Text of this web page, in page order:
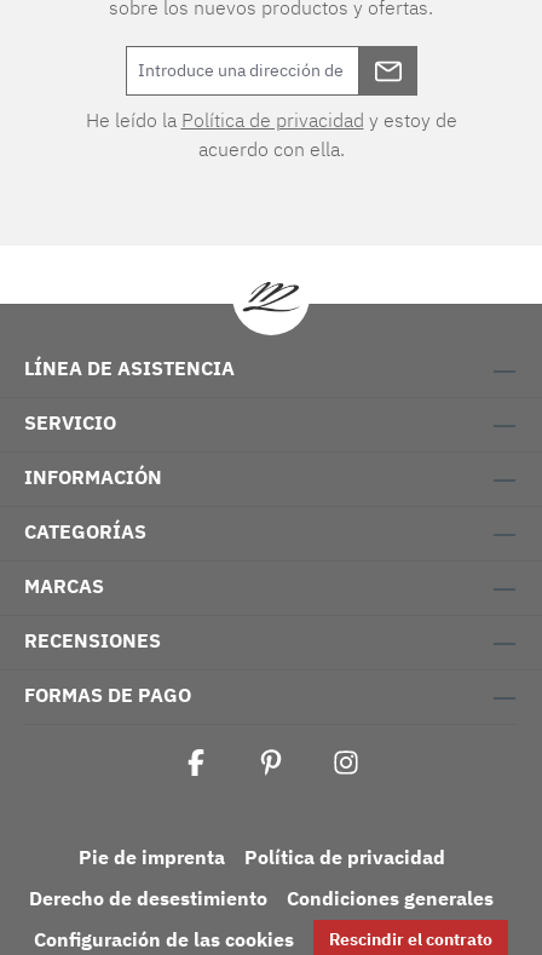
sobre los nuevos productos y ofertas.
He leído la Política de privacidad y estoy de
acuerdo con ella.
LÍNEA DE ASISTENCIA
SERVICIO
INFORMACIÓN
CATEGORÍAS
MARCAS
RECENSIONES
FORMAS DE PAGO
Pie de imprenta
Política de privacidad
Derecho de desestimiento
Condiciones generales
Configuración de las cookies
Rescindir el contrato